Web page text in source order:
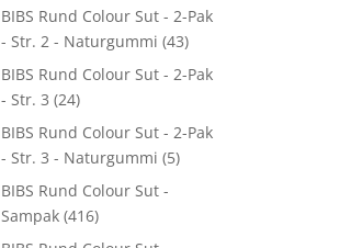
BIBS Rund Colour Sut - 2-Pak
- Str. 2 - Naturgummi (43)
BIBS Rund Colour Sut - 2-Pak
- Str. 3 (24)
BIBS Rund Colour Sut - 2-Pak
- Str. 3 - Naturgummi (5)
BIBS Rund Colour Sut -
Sampak (416)